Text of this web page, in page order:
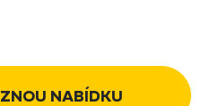
NABÍDKU